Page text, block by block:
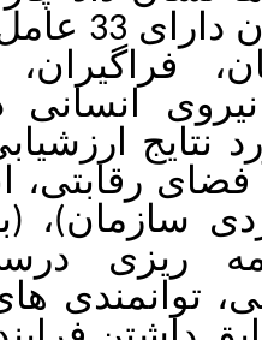
کیفیت آموزش کارکنان دارای 33 عامل (نیازسنجی
هدفگذاری،
در آموزش،
دوره های
انطباق نظام
(برنامه ریزی
درسی آموزش
های مدرس در